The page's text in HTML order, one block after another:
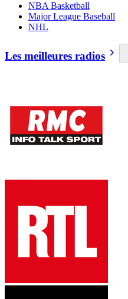
NBA Basketball
Major League Baseball
NHL
Les meilleures radios